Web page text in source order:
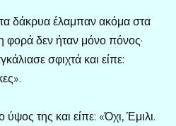
τα δάκρυα έλαμπαν ακόμα στα
φορά δεν ήταν μόνο πόνος·
σφιχτά και είπε:
ύψος της και είπε: «Όχι, Έμιλι.